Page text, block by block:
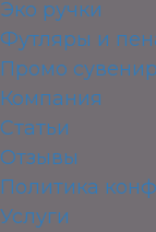
Эко ручки
Футляры и
Промо
Компания
Статьи
Отзывы
Политика
Услуги